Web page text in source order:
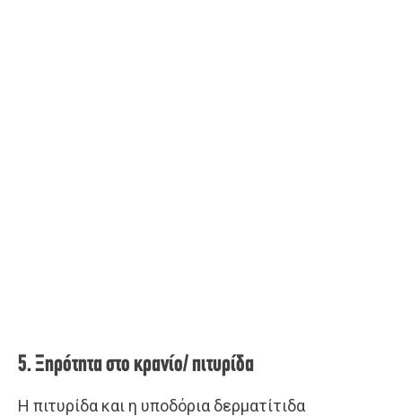
5. Ξηρότητα στο κρανίο/ πιτυρίδα
Η πιτυρίδα και η υποδόρια δερματίτιδα